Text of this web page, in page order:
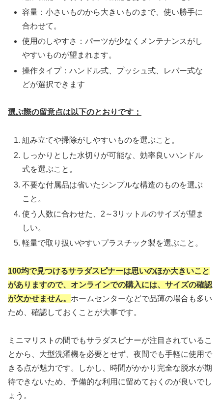
容量：小さいものから大きいものまで、使い勝手に
合わせて。
使用のしやすさ：パーツが少なくメンテナンスがし
やすいものが望まれます。
操作タイプ：ハンドル式、プッシュ式、レバー式な
どが選択できます
選ぶ際の留意点は以下のとおりです：
組み立てや掃除がしやすいものを選ぶこと。
しっかりとした水切りが可能な、効率良いハンドル
式を選ぶこと。
不要な付属品は省いたシンプルな構造のものを選ぶ
こと。
使う人数に合わせた、2～3リットルのサイズが望ま
しい。
軽量で取り扱いやすいプラスチック製を選ぶこと。
100均で見つけるサラダスピナーは思いのほか大きいこと
がありますので、オンラインでの購入には、サイズの確認
が欠かせません。 ホームセンターなどで品薄の場合も多い
ため、確認しておくことが大事です。
ミニマリストの間でもサラダスピナーが注目されているこ
とから、大型洗濯機を必要とせず、夜間でも手軽に使用で
きる点が魅力です。しかし、時間がかかり完全な脱水が期
待できないため、予備的な利用に留めておくのが良いでし
ょう。